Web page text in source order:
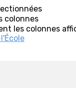
colonnes
les colonnes